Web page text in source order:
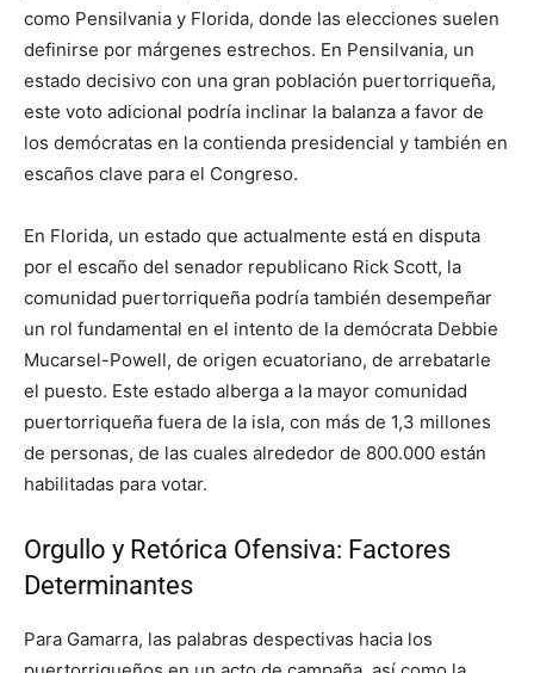
como Pensilvania y Florida, donde las elecciones suelen
definirse por márgenes estrechos. En Pensilvania, un
estado decisivo con una gran población puertorriqueña,
este voto adicional podría inclinar la balanza a favor de
los demócratas en la contienda presidencial y también en
escaños clave para el Congreso.
En Florida, un estado que actualmente está en disputa
por el escaño del senador republicano Rick Scott, la
comunidad puertorriqueña podría también desempeñar
un rol fundamental en el intento de la demócrata Debbie
Mucarsel-Powell, de origen ecuatoriano, de arrebatarle
el puesto. Este estado alberga a la mayor comunidad
puertorriqueña fuera de la isla, con más de 1,3 millones
de personas, de las cuales alrededor de 800.000 están
habilitadas para votar.
Orgullo y Retórica Ofensiva: Factores
Determinantes
Para Gamarra, las palabras despectivas hacia los